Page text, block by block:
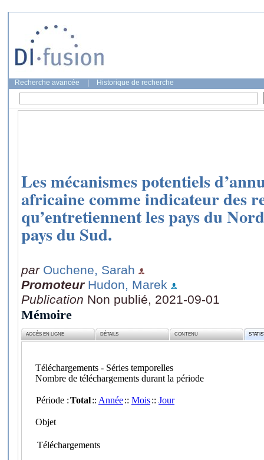
Recherche avancée Historique de recherche
Les mécanismes potentiels
africaine comme indicateur des
qu’entretiennent les pays du
pays du Sud.
par Ouchene, Sarah
Promoteur Hudon, Marek
Publication Non publié, 2021-09-01
Mémoire
ACCÈS EN LIGNE DÉTAILS CONTENU